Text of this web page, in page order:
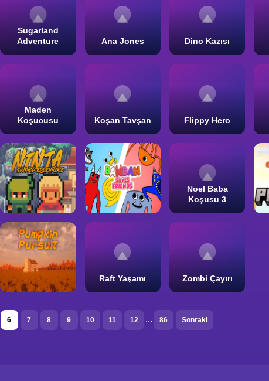
Sugarland
Adventure
Ana Jones Dino Kazısı
Maden
Koşucusu
Koşan Tavşan Flippy Hero
Noel Baba
Koşusu 3
Raft Yaşamı Zombi Çayırı
6 7 8 9 10 11 12 ... 86 Sonraki